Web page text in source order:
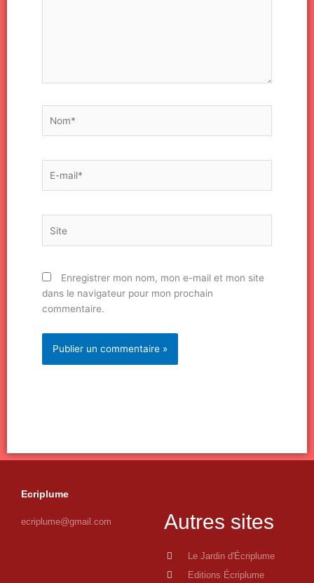
mail*
Enregistrer mon nom, mon e-mail et mon site
dans le navigateur pour mon prochain
commentaire.
Ecriplume
ecriplume@gmail.com Autres sites
Le Jardin d'Écriplume
Editions Écriplume